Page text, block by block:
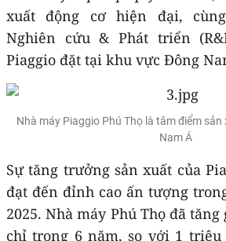
xuất động cơ hiện đại,
Nghiên cứu & Phát triển
Piaggio đặt tại khu vực Đông
Nhà máy Piaggio Phú Thọ là tâm điểm
Nam Á
Sự tăng trưởng sản xuất của
đạt đến đỉnh cao ấn tượng
2025. Nhà máy Phú Thọ đã
chỉ trong 6 năm, so với 1